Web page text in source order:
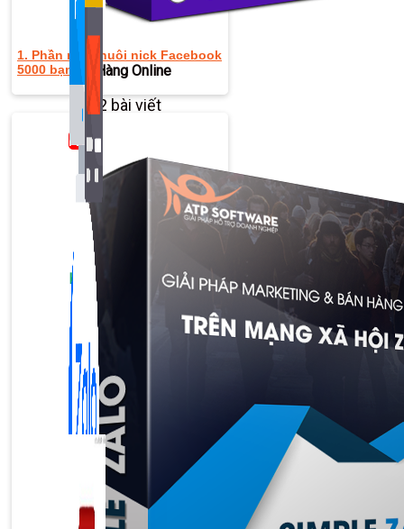
Bán Hàng Online
2,632 bài viết
New
Kiến Thức Website
309 bài viết
1. Phần mềm nuôi nick Facebook
5000 bạn bè